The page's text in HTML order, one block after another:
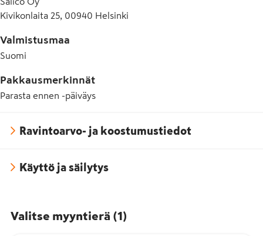
Kivikonlaita 25, 00940 Helsinki
Valmistusmaa
Suomi
Pakkausmerkinnät
Parasta ennen -päiväys
Ravintoarvo- ja koostumustiedot
Käyttö ja säilytys
Valitse myyntierä (1 )